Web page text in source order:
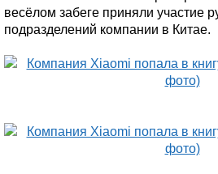
весёлом забеге приняли участие
подразделений компании в Китае.